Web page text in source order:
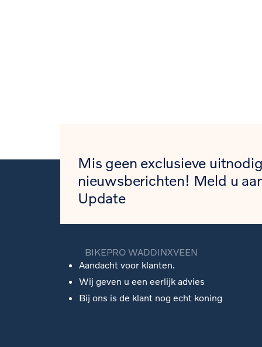
Mis geen exclusieve
nieuwsberichten! Meld u
Update
BIKEPRO WADDINXVEEN
Aandacht voor klanten.
Wij geven u een eerlijk advies
Bij ons is de klant nog echt koning